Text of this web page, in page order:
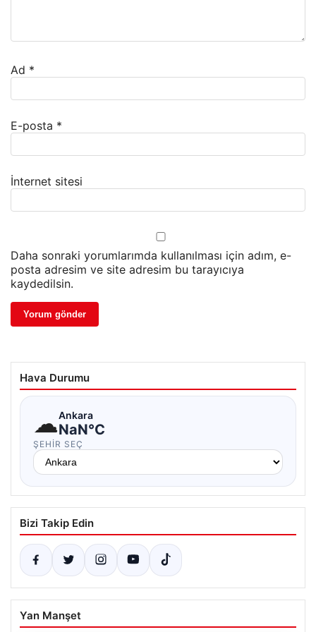
Ad *
E-posta *
İnternet sitesi
Daha sonraki yorumlarımda kullanılması için adım, e-
posta adresim ve site adresim bu tarayıcıya
kaydedilsin.
Hava Durumu
☁Ankara
NaN°C
ŞEHIR SEÇ
Bizi Takip Edin
Yan Manşet